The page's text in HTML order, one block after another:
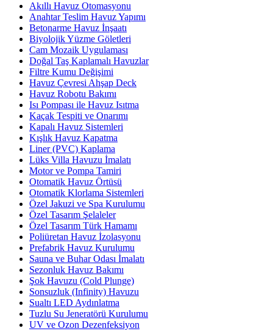
Akıllı Havuz Otomasyonu
Anahtar Teslim Havuz Yapımı
Betonarme Havuz İnşaatı
Biyolojik Yüzme Göletleri
Cam Mozaik Uygulaması
Doğal Taş Kaplamalı Havuzlar
Filtre Kumu Değişimi
Havuz Çevresi Ahşap Deck
Havuz Robotu Bakımı
Isı Pompası ile Havuz Isıtma
Kaçak Tespiti ve Onarımı
Kapalı Havuz Sistemleri
Kışlık Havuz Kapatma
Liner (PVC) Kaplama
Lüks Villa Havuzu İmalatı
Motor ve Pompa Tamiri
Otomatik Havuz Örtüsü
Otomatik Klorlama Sistemleri
Özel Jakuzi ve Spa Kurulumu
Özel Tasarım Şelaleler
Özel Tasarım Türk Hamamı
Poliüretan Havuz İzolasyonu
Prefabrik Havuz Kurulumu
Sauna ve Buhar Odası İmalatı
Sezonluk Havuz Bakımı
Şok Havuzu (Cold Plunge)
Sonsuzluk (Infinity) Havuzu
Sualtı LED Aydınlatma
Tuzlu Su Jeneratörü Kurulumu
UV ve Ozon Dezenfeksiyon